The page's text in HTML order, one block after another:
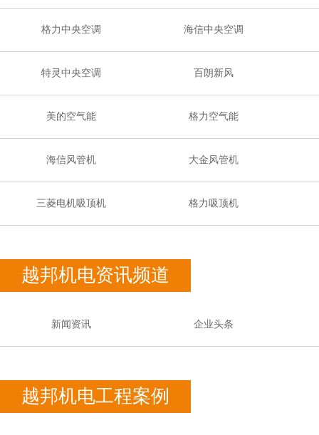
格力中央空调 海信中央空调
特灵中央空调 百朗新风
美的空气能 格力空气能
海信风管机 大金风管机
三菱电机吸顶机 格力吸顶机
越邦机电资讯频道
新闻资讯 企业头条
越邦机电工程案例